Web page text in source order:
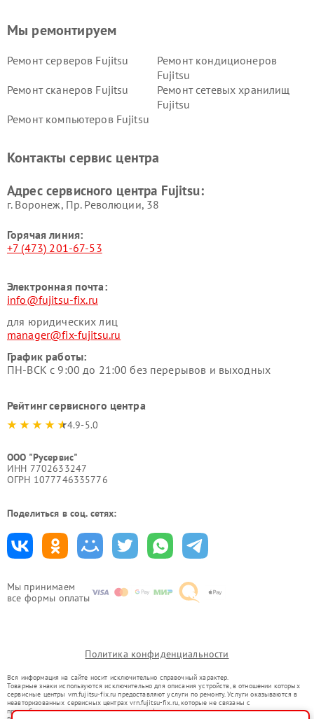
Мы принимаем
все формы оплаты
Мы ремонтируем
Ремонт серверов Fujitsu
Ремонт кондиционеров
Fujitsu
Ремонт сканеров Fujitsu
Ремонт сетевых хранилищ
Fujitsu
Ремонт компьютеров Fujitsu
Контакты сервис центра
Адрес сервисного центра Fujitsu:
г. Воронеж, Пр. Революции, 38
Горячая линия:
+7 (473) 201-67-53
Электронная почта:
info@fujitsu-fix.ru
для юридических лиц
manager@fix-fujitsu.ru
График работы:
ПН-ВСК с 9:00 до 21:00 без перерывов и выходных
Рейтинг сервисного центра
4.9-5.0
ООО "Русервис"
ИНН 7702633247
ОГРН 1077746335776
Поделиться в соц. сетях:
Политика конфиденциальности
Вся информация на сайте носит исключительно справочный характер.
Товарные знаки используются исключительно для описания устройств, в отношении которых
сервисные центры vrn.fujitsu-fix.ru предоставляют услуги по ремонту. Услуги оказываются в
неавторизованных сервисных центрах vrn.fujitsu-fix.ru, которые не связаны с
правообладателями товарных знаков или их официальными представителями.